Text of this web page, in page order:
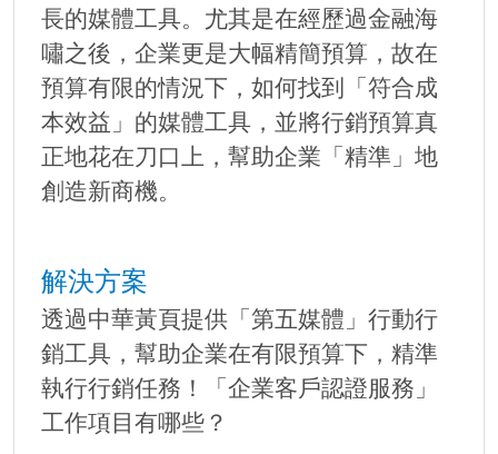
長的媒體工具。尤其是在經歷過金融海
嘯之後，企業更是大幅精簡預算，故在
預算有限的情況下，如何找到「符合成
本效益」的媒體工具，並將行銷預算真
正地花在刀口上，幫助企業「精準」地
創造新商機。
解決方案
透過中華黃頁提供「第五媒體」行動行
銷工具，幫助企業在有限預算下，精準
執行行銷任務！「企業客戶認證服務」
工作項目有哪些？